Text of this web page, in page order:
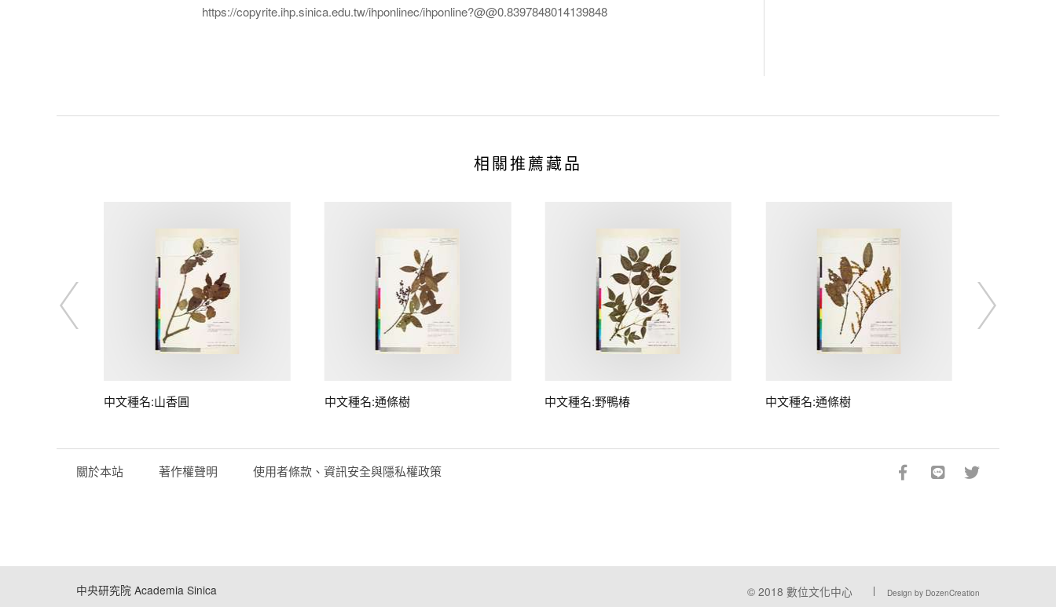
https://copyrite.ihp.sinica.edu.tw/ihponlinec/ihponline?@@0.8397848014139848
相關推薦藏品
中文種名:山香圓 中文種名:通條樹 中文種名:野鴨椿 中文種名:通條樹
關於本站 著作權聲明 使用者條款、資訊安全與隱私權政策
中央研究院 Academia Sinica © 2018 數位文化中心 Design by DozenCreation